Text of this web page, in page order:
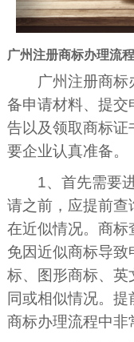
广州注册商标办理流程
广州注册商
备申请材料、提交
告以及领取商标证
要企业认真准备。
1、首先需要
请之前，应提前查
在近似情况。商标
免因近似商标导
标、图形商标、英
同或相似情况。
商标办理流程中非